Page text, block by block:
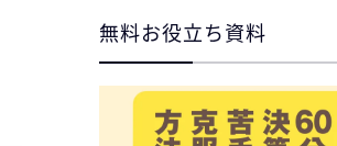
無料お役立ち資料